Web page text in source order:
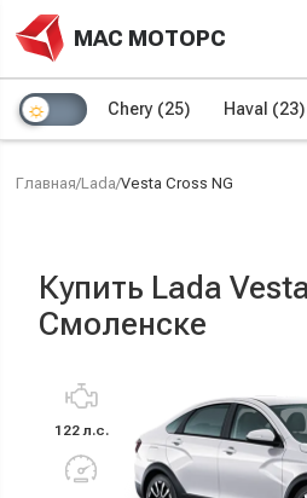
МАС МОТОРС
Chery (25) Haval (23)
Главная/Lada/Vesta Cross NG
Купить Lada
Смоленске
122 л.с.